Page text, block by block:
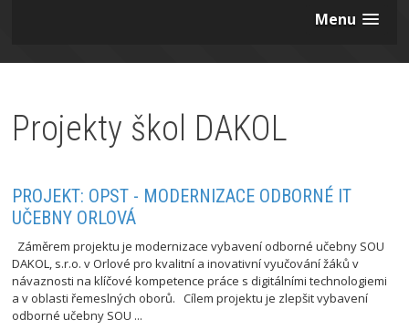
Menu
Projekty škol DAKOL
PROJEKT: OPST - MODERNIZACE ODBORNÉ IT
UČEBNY ORLOVÁ
Záměrem projektu je modernizace vybavení odborné učebny SOU
DAKOL, s.r.o. v Orlové pro kvalitní a inovativní vyučování žáků v
návaznosti na klíčové kompetence práce s digitálními technologiemi
a v oblasti řemeslných oborů. Cílem projektu je zlepšit vybavení
odborné učebny SOU ...